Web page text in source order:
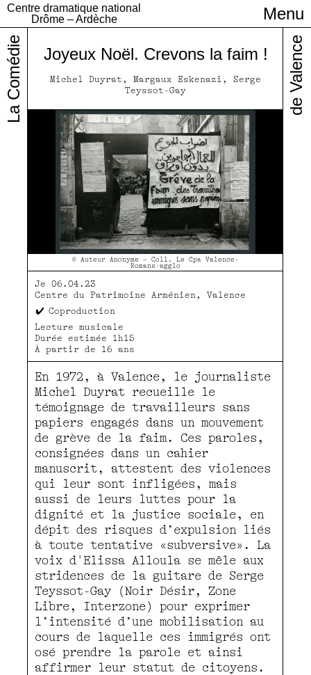
Centre dramatique national
Drôme – Ardèche
Menu
Infos pratiques
Joyeux Noël. Crevons la faim !
Michel Duyrat, Margaux Eskenazi, Serge
Teyssot-Gay
© Auteur Anonyme – Coll. Le Cpa Valence-
Romans-agglo
Je 06.04.23
Centre du Patrimoine Arménien, Valence
Coproduction
Lecture musicale
Durée estimée 1h15
À partir de 16 ans
En 1972, à Valence, le journaliste
Michel Duyrat recueille le
témoignage de travailleurs sans
papiers engagés dans un mouvement
de grève de la faim. Ces paroles,
consignées dans un cahier
manuscrit, attestent des violences
qui leur sont infligées, mais
aussi de leurs luttes pour la
dignité et la justice sociale, en
dépit des risques d’expulsion liés
à toute tentative «subversive». La
voix d'Elissa Alloula se mêle aux
stridences de la guitare de Serge
Teyssot-Gay (Noir Désir, Zone
Libre, Interzone) pour exprimer
l’intensité d’une mobilisation au
cours de laquelle ces immigrés ont
osé prendre la parole et ainsi
affirmer leur statut de citoyens.
La Comédie de Valence